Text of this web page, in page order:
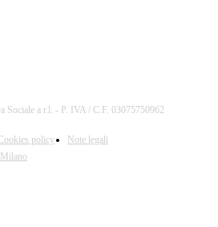
Sociale a r.l. - P. IVA / C.F. 03075750962
policy
Note legali